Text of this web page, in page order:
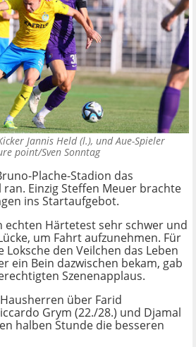
Jannis Held (l.), und Aue-Spieler
point/Sven Sonntag
Plache-Stadion das
Einzig Steffen Meuer brachte
ins Startaufgebot.
echten Härtetest sehr schwer und
um Fahrt aufzunehmen. Für
Loksche den Veilchen das Leben
ein Bein dazwischen bekam, gab
Szenenapplaus.
über Farid
Grym (22./28.) und Djamal
halben Stunde die besseren